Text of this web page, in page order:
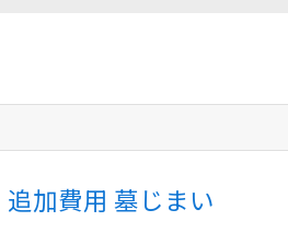
追加費用 墓じまい